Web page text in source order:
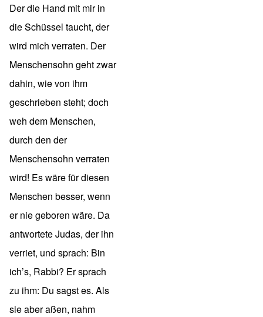
Der die Hand mit mir in
die Schüssel taucht, der
wird mich verraten. Der
Menschensohn geht zwar
dahin, wie von ihm
geschrieben steht; doch
weh dem Menschen,
durch den der
Menschensohn verraten
wird! Es wäre für diesen
Menschen besser, wenn
er nie geboren wäre. Da
antwortete Judas, der ihn
verriet, und sprach: Bin
ich’s, Rabbi? Er sprach
zu ihm: Du sagst es. Als
sie aber aßen, nahm